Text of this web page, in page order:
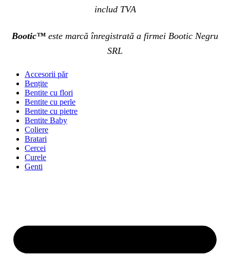
includ TVA
Bootic™ este marcă înregistrată a firmei Bootic Negru
SRL
Accesorii păr
Bențite
Bentite cu flori
Bentite cu perle
Bentite cu pietre
Bentite Baby
Coliere
Bratari
Cercei
Curele
Genti